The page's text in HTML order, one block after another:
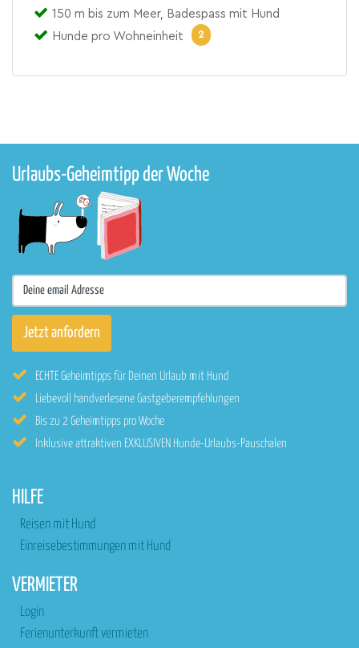
150 m bis zum Meer, Badespass mit Hund
Hunde pro Wohneinheit
2
Urlaubs-Geheimtipp der Woche
ECHTE Geheimtipps für Deinen Urlaub mit Hund
Liebevoll handverlesene Gastgeberempfehlungen
Bis zu 2 Geheimtipps pro Woche
Inklusive attraktiven EXKLUSIVEN Hunde-Urlaubs-Pauschalen
HILFE
Reisen mit Hund
Einreisebestimmungen mit Hund
VERMIETER
Login
Ferienunterkunft vermieten